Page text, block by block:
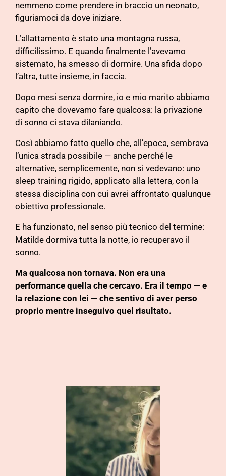
nemmeno come prendere in braccio un neonato,
figuriamoci da dove iniziare.
L’allattamento è stato una montagna russa,
difficilissimo. E quando finalmente l’avevamo
sistemato, ha smesso di dormire. Una sfida dopo
l’altra, tutte insieme, in faccia.
Dopo mesi senza dormire, io e mio marito abbiamo
capito che dovevamo fare qualcosa: la privazione
di sonno ci stava dilaniando.
Così abbiamo fatto quello che, all’epoca, sembrava
l’unica strada possibile — anche perché le
alternative, semplicemente, non si vedevano: uno
sleep training rigido, applicato alla lettera, con la
stessa disciplina con cui avrei affrontato qualunque
obiettivo professionale.
E ha funzionato, nel senso più tecnico del termine:
Matilde dormiva tutta la notte, io recuperavo il
sonno.
Ma qualcosa non tornava. Non era una
performance quella che cercavo. Era il tempo — e
la relazione con lei — che sentivo di aver perso
proprio mentre inseguivo quel risultato.